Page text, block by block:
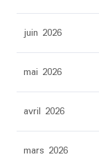
juin 2026
mai 2026
avril 2026
mars 2026